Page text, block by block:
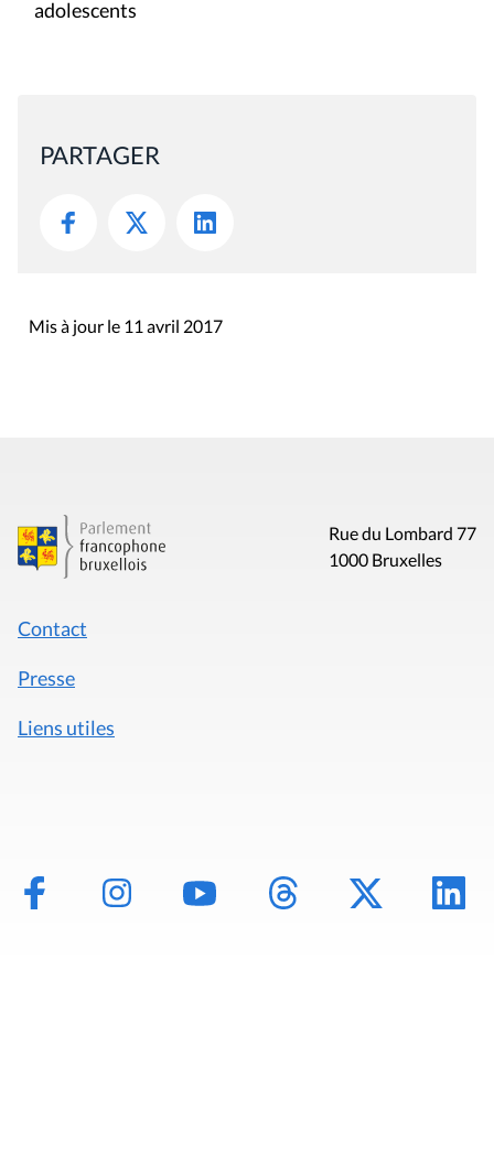
adolescents
PARTAGER
Mis à jour le 11 avril 2017
Rue du Lombard 77
1000 Bruxelles
Contact
Presse
Liens utiles